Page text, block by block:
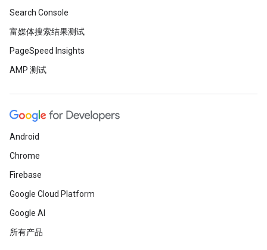
Search Console
富媒体搜索结果测试
PageSpeed Insights
AMP 测试
Android
Chrome
Firebase
Google Cloud Platform
Google AI
所有产品